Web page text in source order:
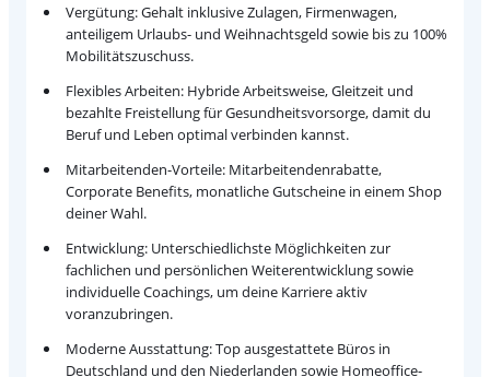
Vergütung: Gehalt inklusive Zulagen, Firmenwagen,
anteiligem Urlaubs- und Weihnachtsgeld sowie bis zu 100%
Mobilitätszuschuss.
Flexibles Arbeiten: Hybride Arbeitsweise, Gleitzeit und
bezahlte Freistellung für Gesundheitsvorsorge, damit du
Beruf und Leben optimal verbinden kannst.
Mitarbeitenden-Vorteile: Mitarbeitendenrabatte,
Corporate Benefits, monatliche Gutscheine in einem Shop
deiner Wahl.
Entwicklung: Unterschiedlichste Möglichkeiten zur
fachlichen und persönlichen Weiterentwicklung sowie
individuelle Coachings, um deine Karriere aktiv
voranzubringen.
Moderne Ausstattung: Top ausgestattete Büros in
Deutschland und den Niederlanden sowie Homeoffice-